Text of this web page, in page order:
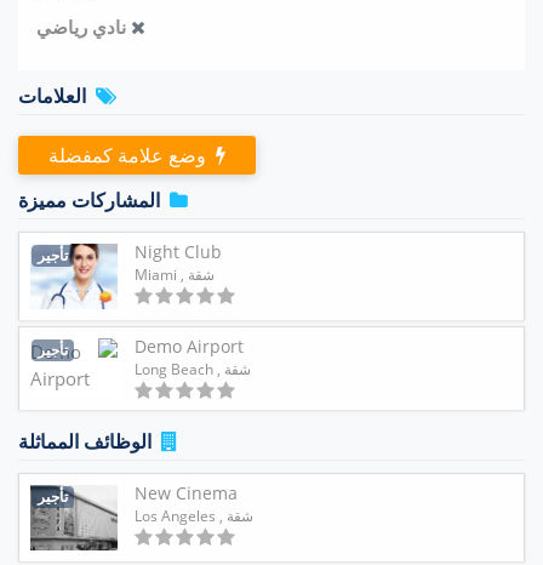
نادي رياضي
العلامات
وضع علامة كمفضلة
المشاركات مميزة
تأجير Night Club
شقة , Miami
تأجير Demo Airport
شقة , Long Beach
الوظائف المماثلة
تأجير New Cinema
شقة , Los Angeles